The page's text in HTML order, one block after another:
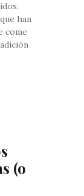
han
come
(o